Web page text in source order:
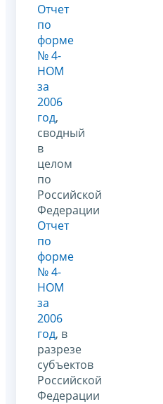
Отчет
по
форме
№ 4-
НОМ
за
2006
год,
сводный
в
целом
по
Российской
Федерации
Отчет
по
форме
№ 4-
НОМ
за
2006
год, в
разрезе
субъектов
Российской
Федерации